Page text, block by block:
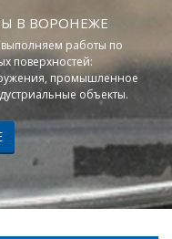
В ВОРОНЕЖЕ
работы по
поверхностей:
промышленное
объекты.